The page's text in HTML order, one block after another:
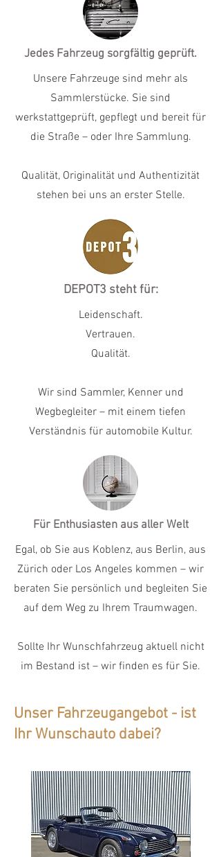
Jedes Fahrzeug sorgfältig geprüft.
Unsere Fahrzeuge sind mehr als
Sammlerstücke. Sie sind
werkstattgeprüft, gepflegt und bereit für
die Straße – oder Ihre Sammlung.
Qualität, Originalität und Authentizität
stehen bei uns an erster Stelle.
DEPOT3 steht für:
Leidenschaft.
Vertrauen.
Qualität.
Wir sind Sammler, Kenner und
Wegbegleiter – mit einem tiefen
Verständnis für automobile Kultur.
Für Enthusiasten aus aller Welt
Egal, ob Sie aus Koblenz, aus Berlin, aus
Zürich oder Los Angeles kommen – wir
beraten Sie persönlich und begleiten Sie
auf dem Weg zu Ihrem Traumwagen.
Sollte Ihr Wunschfahrzeug aktuell nicht
im Bestand ist – wir finden es für Sie.
Unser Fahrzeugangebot - ist
Ihr Wunschauto dabei?